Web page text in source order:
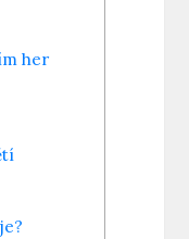
‍her